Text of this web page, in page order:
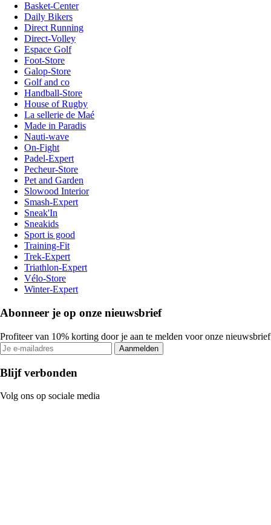
Basket-Center
Daily Bikers
Direct Running
Direct-Volley
Espace Golf
Foot-Store
Galop-Store
Golf and co
Handball-Store
House of Rugby
La sellerie de Maé
Made in Paradis
Nauti-wave
On-Fight
Padel-Expert
Pecheur-Store
Pet and Garden
Slowood Interior
Smash-Expert
Sneak'In
Sneakids
Sport is good
Training-Fit
Trek-Expert
Triathlon-Expert
Vélo-Store
Winter-Expert
Abonneer je op onze nieuwsbrief
Profiteer van 10% korting door je aan te melden voor onze nieuwsbrief
Aanmelden
Blijf verbonden
Volg ons op sociale media